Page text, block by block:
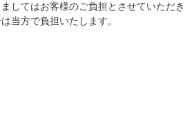
してはお客様のご負担とさせていただき
当方で負担いたします。